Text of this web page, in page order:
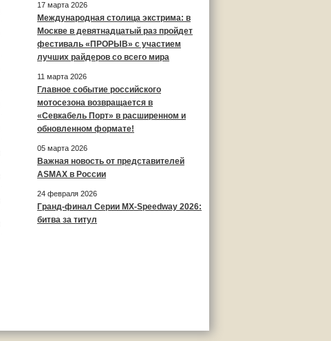
17 марта 2026
Международная столица экстрима: в
Москве в девятнадцатый раз пройдет
фестиваль «ПРОРЫВ» с участием
лучших райдеров со всего мира
11 марта 2026
Главное событие российского
мотосезона возвращается в
«Севкабель Порт» в расширенном и
обновленном формате!
05 марта 2026
Важная новость от представителей
ASMAX в России
24 февраля 2026
Гранд-финал Серии MX-Speedway 2026:
битва за титул